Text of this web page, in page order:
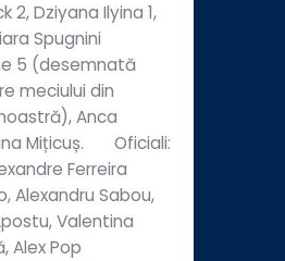
2, Dziyana Ilyina 1,
Spugnini
5 (desemnată
meciului din
Anca
Mițicuș. Oficiali:
Ferreira
Alexandru Sabou,
Valentina
Alex Pop